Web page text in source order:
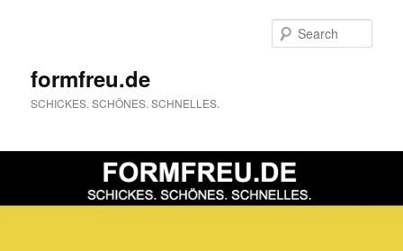
formfreu.de
SCHICKES. SCHÖNES. SCHNELLES.